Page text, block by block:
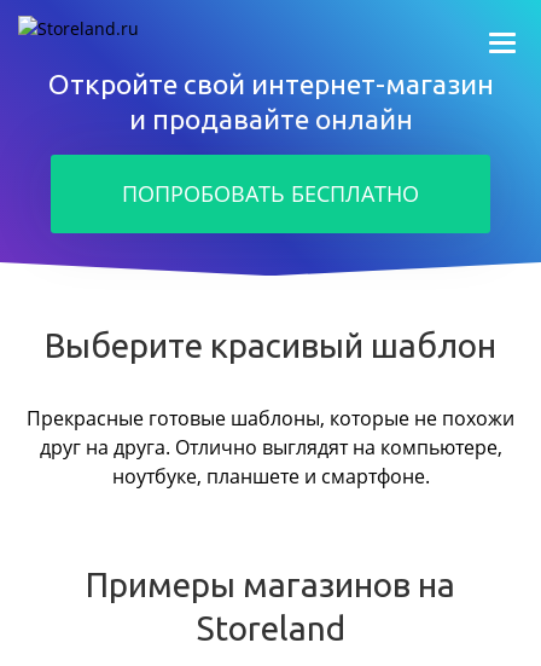
Откройте свой интернет-магазин
и продавайте онлайн
ПОПРОБОВАТЬ БЕСПЛАТНО
Выберите красивый шаблон
Прекрасные готовые шаблоны, которые не похожи
друг на друга. Отлично выглядят на компьютере,
ноутбуке, планшете и смартфоне.
Примеры магазинов на
Storeland